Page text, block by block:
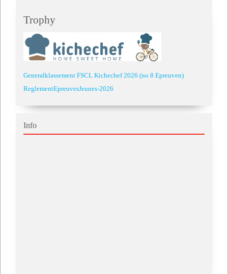
Trophy
Generalklassement FSCL Kichechef 2026 (no 8 Epreuven)
ReglementEpreuvesJeunes-2026
Info